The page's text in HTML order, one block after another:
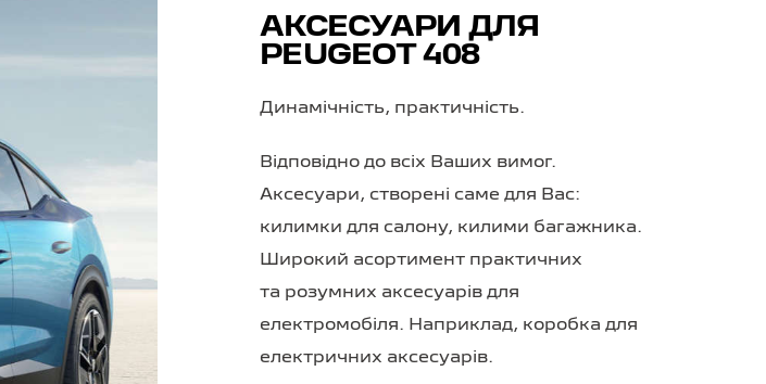
АКСЕСУАРИ ДЛЯ
PEUGEOT 408
Динамічність, практичність.
Відповідно до всіх Ваших вимог.
Аксесуари, створені саме для Вас:
килимки для салону, килими багажника.
Широкий асортимент практичних
та розумних аксесуарів для
електромобіля. Наприклад, коробка для
електричних аксесуарів.